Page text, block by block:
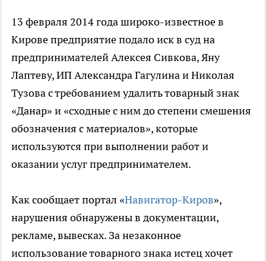
13 февраля 2014 года широко-известное в
Кирове предприятие подало иск в суд на
предпринимателей Алексея Сивкова, Яну
Лаптеву, ИП Александра Гагулина и Николая
Тузова с требованием удалить товарный знак
«Данар» и «сходные с ним до степени смешения
обозначения с материалов», которые
используются при выполнении работ и
оказании услуг предпринимателем.
Как сообщает портал «Навигатор-Киров»,
нарушения обнаружены в документации,
рекламе, вывесках. За незаконное
использование товарного знака истец хочет